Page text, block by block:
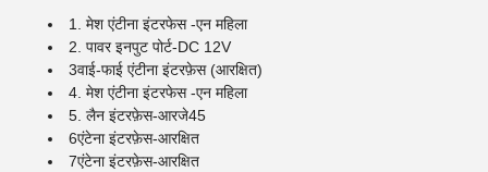
1. मेश एंटीना इंटरफेस -एन महिला
2. पावर इनपुट पोर्ट-DC 12V
3वाई-फाई एंटीना इंटरफ़ेस (आरक्षित)
4. मेश एंटीना इंटरफेस -एन महिला
5. लैन इंटरफ़ेस-आरजे45
6एंटेना इंटरफ़ेस-आरक्षित
7एंटेना इंटरफ़ेस-आरक्षित